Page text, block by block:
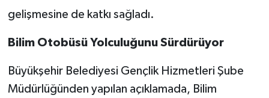
gelişmesine de katkı sağladı.
Bilim Otobüsü Yolculuğunu Sürdürüyor
Büyükşehir Belediyesi Gençlik Hizmetleri Şube
Müdürlüğünden yapılan açıklamada, Bilim